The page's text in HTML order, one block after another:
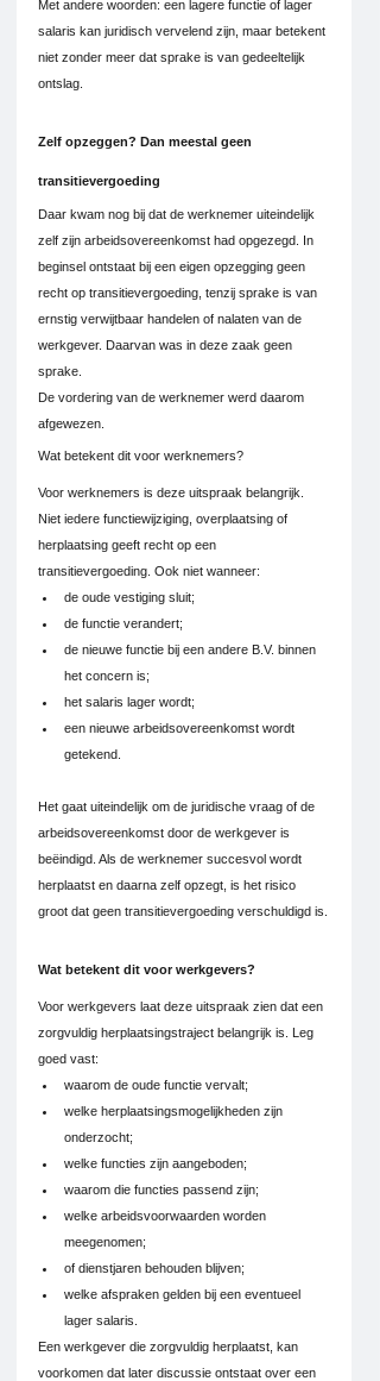
Met andere woorden: een lagere functie of lager
salaris kan juridisch vervelend zijn, maar betekent
niet zonder meer dat sprake is van gedeeltelijk
ontslag.
Zelf opzeggen? Dan meestal geen
transitievergoeding
Daar kwam nog bij dat de werknemer uiteindelijk
zelf zijn arbeidsovereenkomst had opgezegd. In
beginsel ontstaat bij een eigen opzegging geen
recht op transitievergoeding, tenzij sprake is van
ernstig verwijtbaar handelen of nalaten van de
werkgever. Daarvan was in deze zaak geen
sprake.
De vordering van de werknemer werd daarom
afgewezen.
Wat betekent dit voor werknemers?
Voor werknemers is deze uitspraak belangrijk.
Niet iedere functiewijziging, overplaatsing of
herplaatsing geeft recht op een
transitievergoeding. Ook niet wanneer:
de oude vestiging sluit;
de functie verandert;
de nieuwe functie bij een andere B.V. binnen
het concern is;
het salaris lager wordt;
een nieuwe arbeidsovereenkomst wordt
getekend.
Het gaat uiteindelijk om de juridische vraag of de
arbeidsovereenkomst door de werkgever is
beëindigd. Als de werknemer succesvol wordt
herplaatst en daarna zelf opzegt, is het risico
groot dat geen transitievergoeding verschuldigd is.
Wat betekent dit voor werkgevers?
Voor werkgevers laat deze uitspraak zien dat een
zorgvuldig herplaatsingstraject belangrijk is. Leg
goed vast:
waarom de oude functie vervalt;
welke herplaatsingsmogelijkheden zijn
onderzocht;
welke functies zijn aangeboden;
waarom die functies passend zijn;
welke arbeidsvoorwaarden worden
meegenomen;
of dienstjaren behouden blijven;
welke afspraken gelden bij een eventueel
lager salaris.
Een werkgever die zorgvuldig herplaatst, kan
voorkomen dat later discussie ontstaat over een